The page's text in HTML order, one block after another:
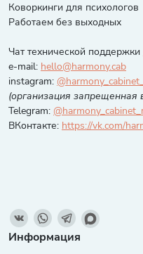
Коворкинги для психологов
Работаем без выходных
Чат технической поддержки
e-mail: hello@harmony.cab
instagram:
(организация
Telegram:
ВКонтакте: https://vk.com/
Информация